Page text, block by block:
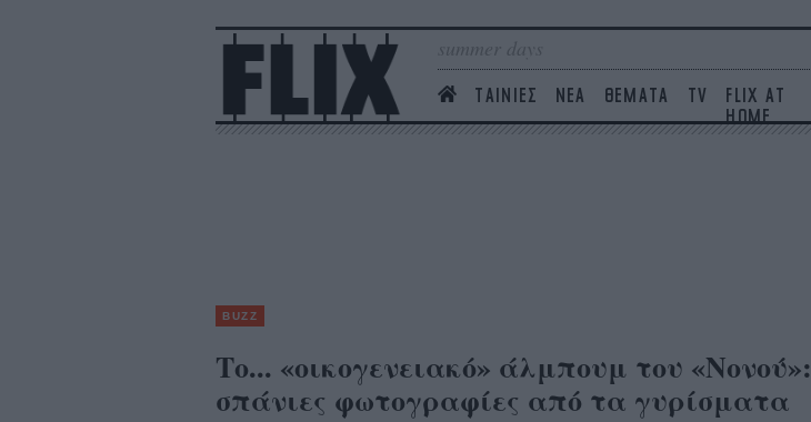
summer days
ΤΑΙΝΙΕΣ ΝΕΑ ΘΕΜΑΤΑ TV
FLIX AT
HOME
BUZZ
Το... «οικογενειακό» άλμπουμ του «Νονού»:
σπάνιες φωτογραφίες από τα γυρίσματα